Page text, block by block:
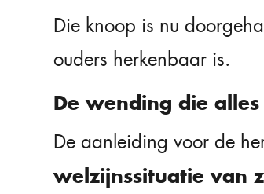
Die knoop is nu
ouders herkenbaar is.
De wending die
De aanleiding voor de
welzijnssituatie van